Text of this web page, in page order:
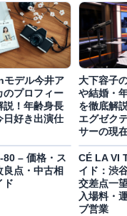
デル今井ア
のプロフィー
説！年齢身長
日好き出演仕
大下容子
や結婚・
を徹底解
エグゼク
サーの現
80 – 価格・ス
良点・中古相
ド
CÉ LA VI
イド：渋
交差点一
入場料・
ブ営業